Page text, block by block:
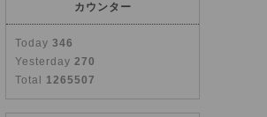
カウンター
Today 346
Yesterday 270
Total 1265507